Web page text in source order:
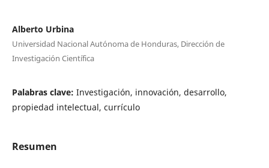
Alberto Urbina
Universidad Nacional Autónoma de Honduras, Dirección de
Investigación Científica
Palabras clave: Investigación, innovación, desarrollo,
propiedad intelectual, currículo
Resumen